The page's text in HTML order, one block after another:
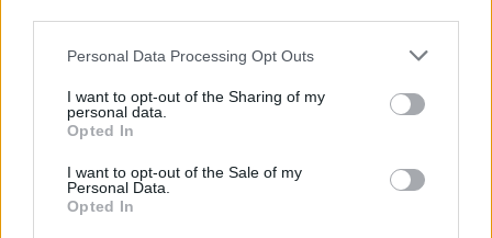
Personal Data Processing Opt Outs
I want to opt-out of the Sharing of my
personal data.
Opted In
I want to opt-out of the Sale of my
Personal Data.
Opted In
de Acolhimento ao CROA conheçam de perto a
realidade desta estrutura municipal que cuida de
animais abandonados.
alimentos animais atc croa famalicão